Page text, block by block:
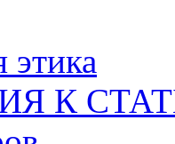
этика
К